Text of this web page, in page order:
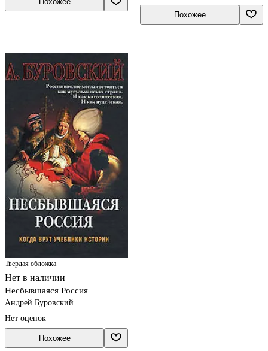
Похожее
Твердая обложка
Нет в наличии
Несбывшаяся Россия
Андрей Буровский
Нет оценок
Похожее